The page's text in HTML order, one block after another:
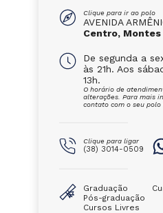
Clique para ir ao polo
AVENIDA
Centro, Montes
De segunda a
às 21h. Aos
13h.
O horário de
alterações. Para mais
contato com o seu polo
Clique para ligar
(38) 3014-0509
Graduação
Pós-graduação
Cursos Livres